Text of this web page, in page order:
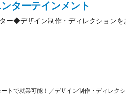
ターテインメント
ー◆デザイン制作・ディレクション
トで就業可能！／デザイン制作・ディレク